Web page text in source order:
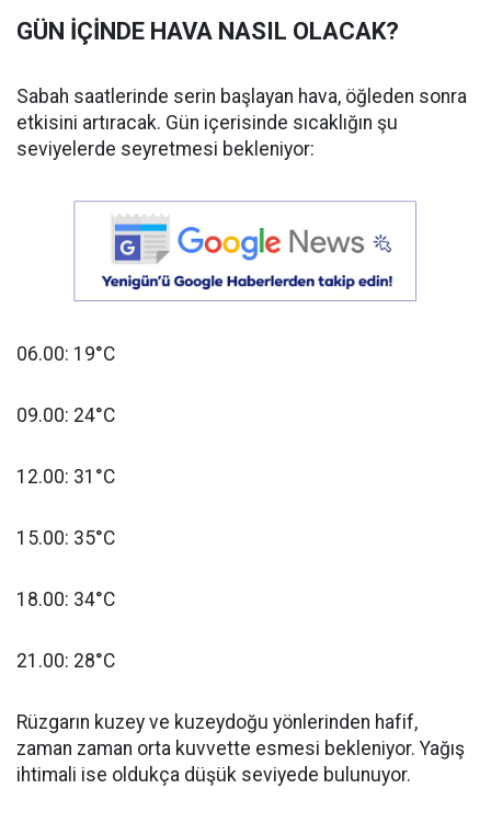
GÜN İÇİNDE HAVA NASIL OLACAK?
Sabah saatlerinde serin başlayan hava, öğleden sonra
etkisini artıracak. Gün içerisinde sıcaklığın şu
seviyelerde seyretmesi bekleniyor:
06.00: 19°C
09.00: 24°C
12.00: 31°C
15.00: 35°C
18.00: 34°C
21.00: 28°C
Rüzgarın kuzey ve kuzeydoğu yönlerinden hafif,
zaman zaman orta kuvvette esmesi bekleniyor. Yağış
ihtimali ise oldukça düşük seviyede bulunuyor.